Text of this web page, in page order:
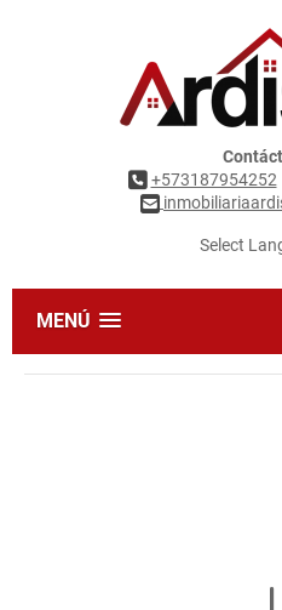
+573187954252
Select
MENÚ